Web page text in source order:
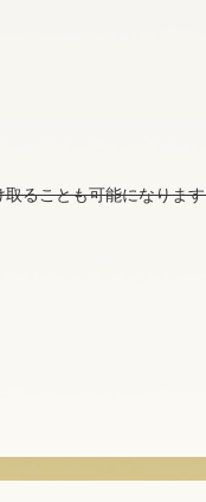
ることも可能になりま